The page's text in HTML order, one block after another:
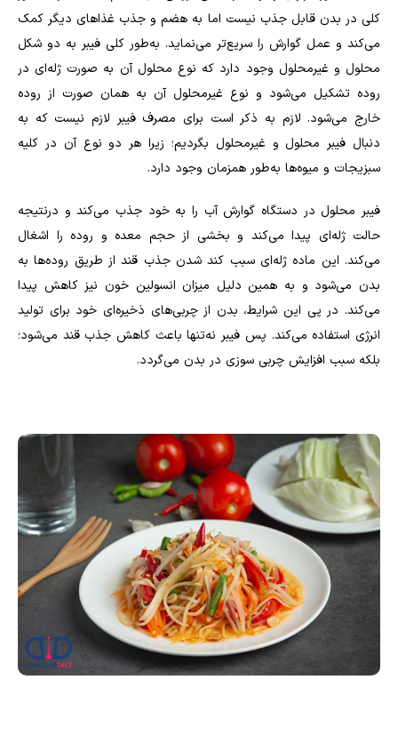
کلی در بدن قابل جذب نیست اما به هضم و جذب غذاهای دیگر کمک
می‌کند و عمل گوارش را سریع‌تر می‌نماید. به‌طور کلی فیبر به دو شکل
محلول و غیرمحلول وجود دارد که نوع محلول آن به صورت ژله‌ای در
روده تشکیل می‌شود و نوع غیرمحلول آن به همان صورت از روده
خارج می‌شود. لازم به ذکر است برای مصرف فیبر لازم نیست که به
دنبال فیبر محلول و غیرمحلول بگردیم؛ زیرا هر دو نوع آن در کلیه
سبزیجات و میوه‌ها به‌طور همزمان وجود دارد.
فیبر محلول در دستگاه گوارش آب را به خود جذب می‌کند و درنتیجه
حالت ژله‌ای پیدا می‌کند و بخشی از حجم معده و روده را اشغال
می‌کند. این ماده ژله‌ای سبب کند شدن جذب قند از طریق روده‌ها به
بدن می‌شود و به همین دلیل میزان انسولین خون نیز کاهش پیدا
می‌کند. در پی این شرایط، بدن از چربی‌های ذخیره‌ای خود برای تولید
انرژی استفاده می‌کند. پس فیبر نه‌تنها باعث کاهش جذب قند می‌شود؛
بلکه سبب افزایش چربی سوزی در بدن می‌گردد.